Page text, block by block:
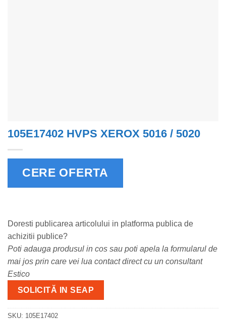
105E17402 HVPS XEROX 5016 / 5020
CERE OFERTA
Doresti publicarea articolului in platforma publica de
achizitii publice?
Poti adauga produsul in cos sau poti apela la formularul de
mai jos prin care vei lua contact direct cu un consultant
Estico
SOLICITĂ IN SEAP
SKU: 105E17402